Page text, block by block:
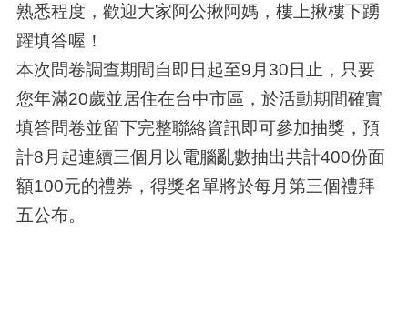
熟悉程度，歡迎大家阿公揪阿媽，樓上揪樓下踴
躍填答喔！
本次問卷調查期間自即日起至9月30日止，只要
您年滿20歲並居住在台中市區，於活動期間確實
填答問卷並留下完整聯絡資訊即可參加抽獎，預
計8月起連續三個月以電腦亂數抽出共計400份面
額100元的禮券，得獎名單將於每月第三個禮拜
五公布。